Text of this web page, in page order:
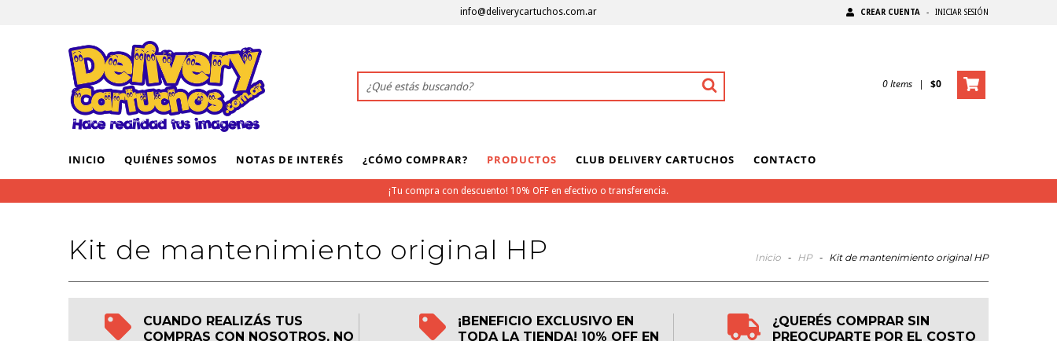
info@deliverycartuchos.com.ar CREAR CUENTA - INICIAR SESIÓN
0Items | $0
INICIO QUIÉNES SOMOS NOTAS DE INTERÉS ¿CÓMO COMPRAR? PRODUCTOS CLUB DELIVERY CARTUCHOS CONTACTO
¡Tu compra con descuento! 10% OFF en efectivo o transferencia.
Kit de mantenimiento original HP Inicio - HP - Kit de mantenimiento original HP
CUANDO REALIZÁS TUS
COMPRAS CON NOSOTROS, NO
¡BENEFICIO EXCLUSIVO EN
TODA LA TIENDA! 10% OFF EN
¿QUERÉS COMPRAR SIN
PREOCUPARTE POR EL COSTO